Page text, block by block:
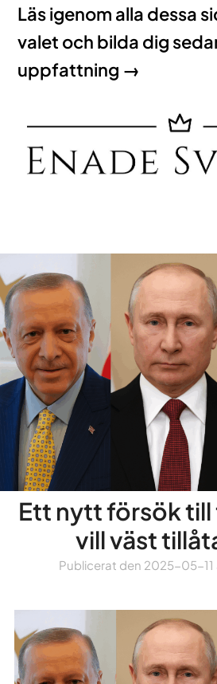
Läs igenom alla dessa
valet och bilda dig
uppfattning →
Ett nytt försök till
vill väst
Publicerat den 2025-05-11